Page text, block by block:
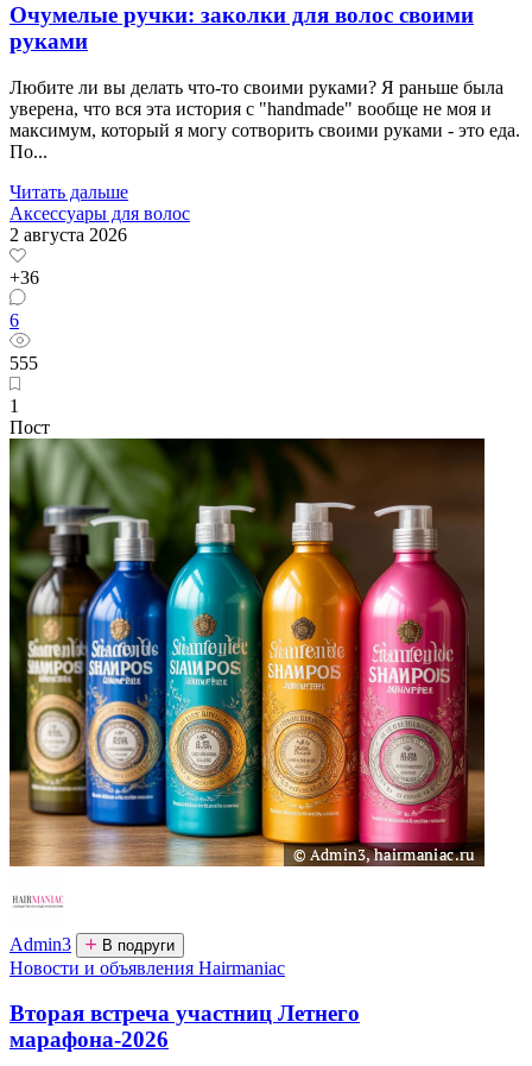
Очумелые ручки: заколки для волос своими
руками
Любите ли вы делать что-то своими руками? Я раньше была
уверена, что вся эта история с "handmade" вообще не моя и
максимум, который я могу сотворить своими руками - это еда.
По...
Читать дальше
Аксессуары для волос
2 августа 2026
+36
6
555
1
Пост
Admin3 В подруги
Новости и объявления Hairmaniac
Вторая встреча участниц Летнего
марафона-2026